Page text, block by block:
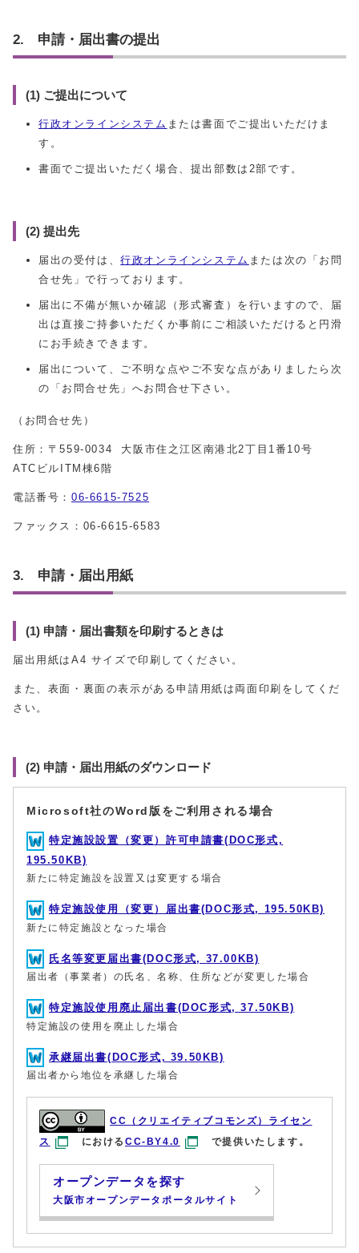
2. 申請・届出書の提出
(1) ご提出について
行政オンラインシステム または書面でご提出いただけま
す。
書面でご提出いただく場合、提出部数は2部です。
(2) 提出先
届出の受付は、行政オンラインシステム または次の「お問
合せ先」で行っております。
届出に不備が無いか確認（形式審査）を行いますので、届
出は直接ご持参いただくか事前にご相談いただけると円滑
にお手続きできます。
届出について、ご不明な点やご不安な点がありましたら次
の「お問合せ先」へお問合せ下さい。
（お問合せ先）
住所：〒559-0034 大阪市住之江区南港北2丁目1番10号
ATCビルITM棟6階
電話番号： 06-6615-7525
ファックス：06-6615-6583
3. 申請・届出用紙
(1) 申請・届出書類を印刷するときは
届出用紙はA4 サイズで印刷してください。
また、表面・裏面の表示がある申請用紙は両面印刷をしてくだ
さい。
(2) 申請・届出用紙のダウンロード
Microsoft社のWord版をご利用される場合
特定施設設置（変更）許可申請書(DOC形式,
195.50KB)
新たに特定施設を設置又は変更する場合
特定施設使用（変更）届出書(DOC形式, 195.50KB)
新たに特定施設となった場合
氏名等変更届出書(DOC形式, 37.00KB)
届出者（事業者）の氏名、名称、住所などが変更した場合
特定施設使用廃止届出書(DOC形式, 37.50KB)
特定施設の使用を廃止した場合
承継届出書(DOC形式, 39.50KB)
届出者から地位を承継した場合
CC（クリエイティブコモンズ）ライセン
ス
におけるCC-BY4.0 で提供いたします。
オープンデータを探す
大阪市オープンデータポータルサイト